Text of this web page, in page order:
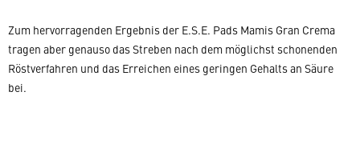
Zum hervorragenden Ergebnis der E.S.E. Pads Mamis Gran Crema
tragen aber genauso das Streben nach dem möglichst schonenden
Röstverfahren und das Erreichen eines geringen Gehalts an Säure
bei.